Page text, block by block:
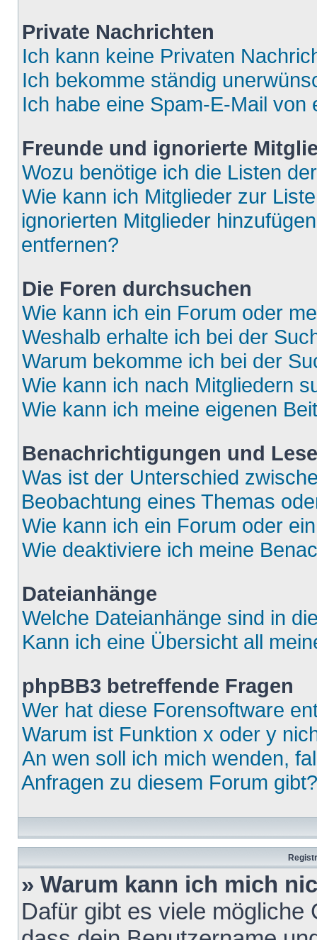
Private Nachrichten
Ich kann keine Privaten
Ich bekomme ständig
Ich habe eine Spam-E-Mail
Freunde und ignorierte
Wozu benötige ich die Listen
Wie kann ich Mitglieder zur
ignorierten Mitglieder
entfernen?
Die Foren durchsuchen
Wie kann ich ein Forum oder
Weshalb erhalte ich bei der
Warum bekomme ich bei der
Wie kann ich nach Mitgliedern
Wie kann ich meine eigenen
Benachrichtigungen und
Was ist der Unterschied
Beobachtung eines Themas
Wie kann ich ein Forum oder
Wie deaktiviere ich meine
Dateianhänge
Welche Dateianhänge sind in
Kann ich eine Übersicht all
phpBB3 betreffende Fragen
Wer hat diese Forensoftware
Warum ist Funktion x oder y
An wen soll ich mich wenden,
Anfragen zu diesem Forum gibt?
» Warum kann ich mich
Dafür gibt es viele